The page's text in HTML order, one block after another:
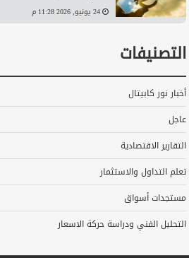
24 يونيو, 2026 11:28 م
التصنيفات
أخبار نور كابيتال
عاجل
التقارير الاقتصادية
تعلم التداول والاستثمار
مستجدات أسواق
التحليل الفني ودراسة حركة الاسعار